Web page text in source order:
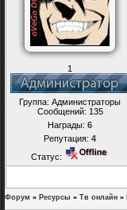
1
Группа: Администраторы
Сообщений: 135
Награды: 6
Репутация: 4
Статус:
Форум » Ресурсы » Тв онлайн »